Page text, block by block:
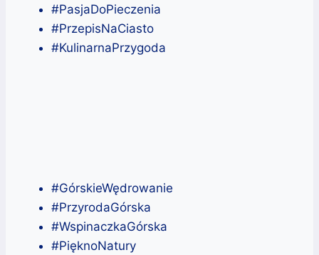
#PasjaDoPieczenia
#PrzepisNaCiasto
#KulinarnaPrzygoda
#GórskieWędrowanie
#PrzyrodaGórska
#WspinaczkaGórska
#PięknoNatury